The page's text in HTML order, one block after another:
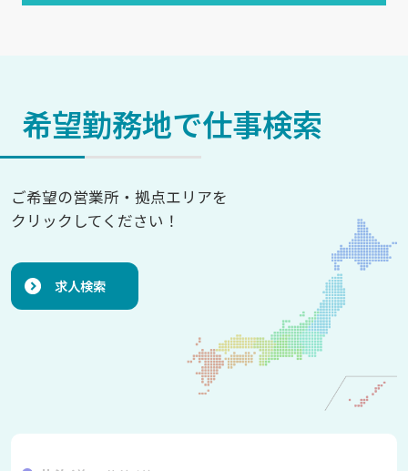
希望勤務地で仕事検索
ご希望の営業所・拠点エリアを
クリックしてください！
求人検索